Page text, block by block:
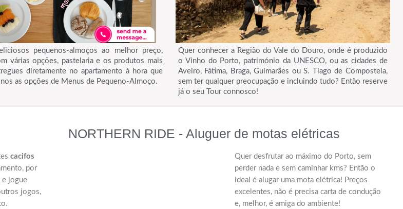
pequenos-almoços ao melhor preço,
várias opções, pastelaria e os produtos mais
diretamente no apartamento à hora que
as opções de Menus de Pequeno-Almoço.
Quer conhecer a Região do Vale do Douro, onde é produzido
o Vinho do Porto, património da UNESCO, ou as cidades de
Aveiro, Fátima, Braga, Guimarães ou S. Tiago de Compostela,
sem ter qualquer preocupação e incluindo tudo? Então reserve
já o seu Tour connosco!
NORTHERN RIDE - Aluguer de motas elétricas
cacifos
por
e jogue
jogos,
Quer desfrutar ao máximo do Porto, sem
perder nada e sem caminhar kms? Então o
ideal é alugar uma mota elétrica! Preços
excelentes, não é precisa carta de condução
e, melhor, é amiga do ambiente!